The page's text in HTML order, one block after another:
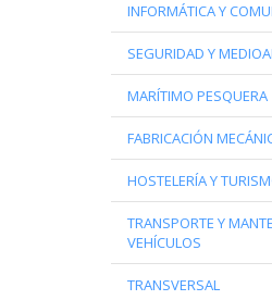
INFORMÁTICA Y
SEGURIDAD Y
MARÍTIMO PESQUERA
FABRICACIÓN
HOSTELERÍA Y
TRANSPORTE Y
VEHÍCULOS
TRANSVERSAL